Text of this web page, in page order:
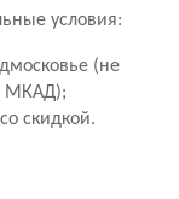
условия:
(не
МКАД);
скидкой.